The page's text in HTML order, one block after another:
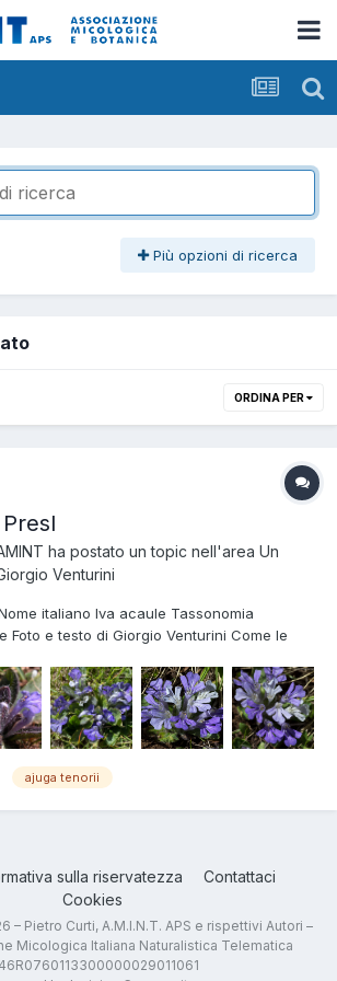
Più opzioni di ricerca
ORDINA PER
ha postato un topic nell'area Un
Venturini
italiano Iva acaule Tassonomia
Foto e testo di Giorgio Venturini Come le
botanico napoletano vissuto tra il '700 e
lungo l'Appen...
ajuga tenorii
sulla riservatezza
Contattaci
Cookies
– Pietro Curti, A.M.I.N.T. APS e rispettivi Autori –
Micologica Italiana Naturalistica Telematica